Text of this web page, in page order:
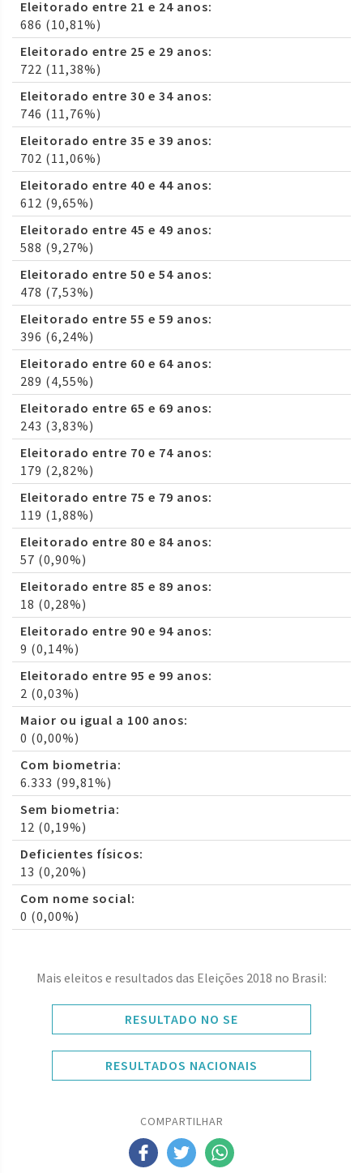
Eleitorado entre 21 e 24 anos:
686 (10,81%)
Eleitorado entre 25 e 29 anos:
722 (11,38%)
Eleitorado entre 30 e 34 anos:
746 (11,76%)
Eleitorado entre 35 e 39 anos:
702 (11,06%)
Eleitorado entre 40 e 44 anos:
612 (9,65%)
Eleitorado entre 45 e 49 anos:
588 (9,27%)
Eleitorado entre 50 e 54 anos:
478 (7,53%)
Eleitorado entre 55 e 59 anos:
396 (6,24%)
Eleitorado entre 60 e 64 anos:
289 (4,55%)
Eleitorado entre 65 e 69 anos:
243 (3,83%)
Eleitorado entre 70 e 74 anos:
179 (2,82%)
Eleitorado entre 75 e 79 anos:
119 (1,88%)
Eleitorado entre 80 e 84 anos:
57 (0,90%)
Eleitorado entre 85 e 89 anos:
18 (0,28%)
Eleitorado entre 90 e 94 anos:
9 (0,14%)
Eleitorado entre 95 e 99 anos:
2 (0,03%)
Maior ou igual a 100 anos:
0 (0,00%)
Com biometria:
6.333 (99,81%)
Sem biometria:
12 (0,19%)
Deficientes físicos:
13 (0,20%)
Com nome social:
0 (0,00%)
Mais eleitos e resultados das Eleições 2018 no Brasil:
RESULTADO NO SE
RESULTADOS NACIONAIS
COMPARTILHAR